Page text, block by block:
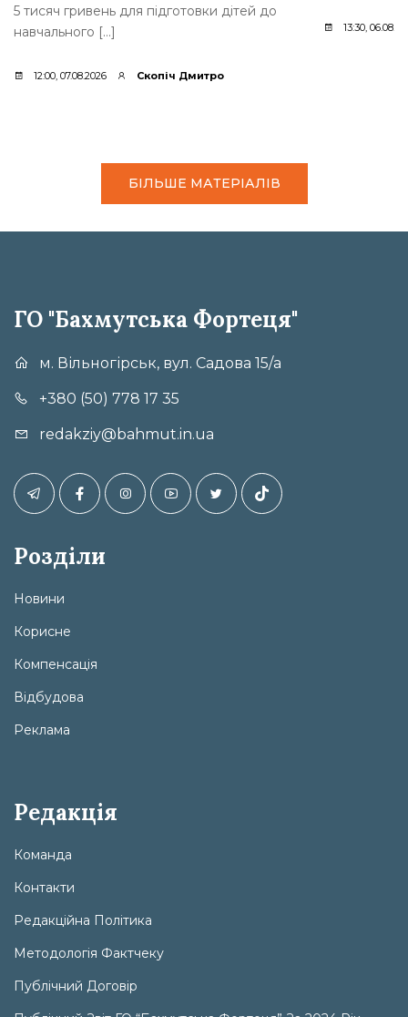
5 тисяч гривень для підготовки дітей до
навчального […]
12:00, 07.08.2026 Скопіч Дмитро
13:30,
БІЛЬШЕ МАТЕРІАЛІВ
ГО "Бахмутська Фортеця"
м. Вільногірськ, вул. Садова 15/а
+380 (50) 778 17 35
redakziy@bahmut.in.ua
Розділи
Новини
Корисне
Компенсація
Відбудова
Реклама
Редакція
Команда
Контакти
Редакційна Політика
Методологія Фактчеку
Публічний Договір